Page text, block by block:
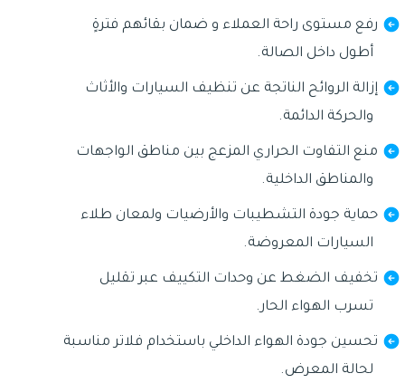
رفع مستوى راحة العملاء و ضمان بقائهم فترةٍ
أطول داخل الصالة.
إزالة الروائح الناتجة عن تنظيف السيارات والأثاث
والحركة الدائمة.
منع التفاوت الحراري المزعج بين مناطق الواجهات
والمناطق الداخلية.
حماية جودة التشطيبات والأرضيات ولمعان طلاء
السيارات المعروضة.
تخفيف الضغط عن وحدات التكييف عبر تقليل
تسرب الهواء الحار.
تحسين جودة الهواء الداخلي باستخدام فلاتر مناسبة
لحالة المعرض.